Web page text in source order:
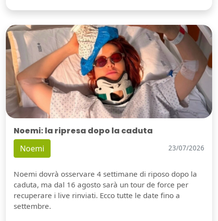
Noemi: la ripresa dopo la caduta
Noemi 23/07/2026
Noemi dovrà osservare 4 settimane di riposo dopo la
caduta, ma dal 16 agosto sarà un tour de force per
recuperare i live rinviati. Ecco tutte le date fino a
settembre.